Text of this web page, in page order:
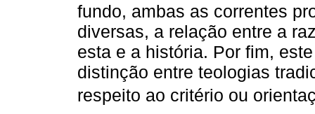
fundo, ambas as correntes
diversas, a relação entre a
esta e a história. Por fim,
distinção entre teologias
respeito ao critério ou